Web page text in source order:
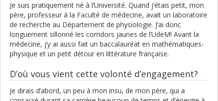
Je suis pratiquement né à l’Université. Quand j’étais petit, mon
père, professeur à la Faculté de médecine, avait un laboratoire
de recherche au Département de physiologie. J’ai donc
longuement sillonné les corridors jaunes de l’UdeM! Avant la
médecine, j’y ai aussi fait un baccalauréat en mathématiques-
physique et un petit détour en littérature française.
D’où vous vient cette volonté d’engagement?
Je dirais d’abord, un peu à mon insu, de mon père, qui a